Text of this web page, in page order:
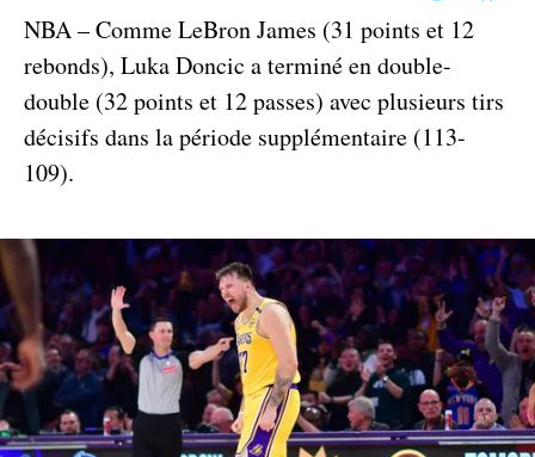
NBA – Comme LeBron James (31 points et 12
rebonds), Luka Doncic a terminé en double-
double (32 points et 12 passes) avec plusieurs tirs
décisifs dans la période supplémentaire (113-
109).